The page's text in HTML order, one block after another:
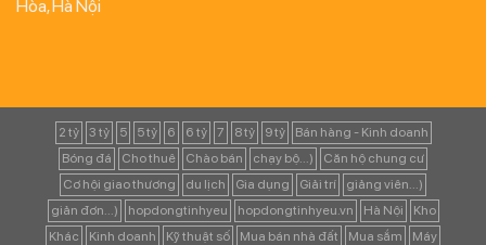
Hòa, Hà Nội
2 tỷ 3 tỷ 5 5 tỷ 6 6 tỷ 7 8 tỷ 9 tỷ
Bán hàng - Kinh doanh
Bóng đá
Cho thuê Chào bán chạy bộ...)
Căn hộ chung cư
Cơ hội giao thương
du lịch Gia dụng Giải trí
giảng viên...)
giản đơn...)
hopdongtinhyeu hopdongtinhyeu.vn Hà Nội
Kho
Khác
Kinh doanh Kỹ thuật số Mua bán nhà đất Mua sắm
Máy